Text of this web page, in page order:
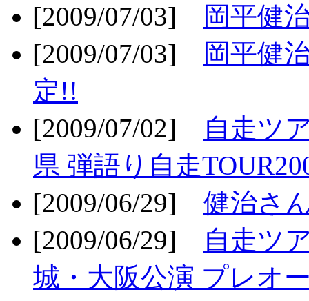
[2009/07/03]
岡平健
[2009/07/03]
岡平健
定!!
[2009/07/02]
自走ツ
県 弾語り自走
[2009/06/29] 健治さ
[2009/06/29]
自走ツ
城・大阪公演 プレオ